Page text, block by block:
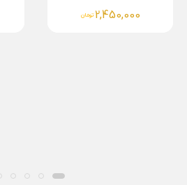
2,450,000 تومان